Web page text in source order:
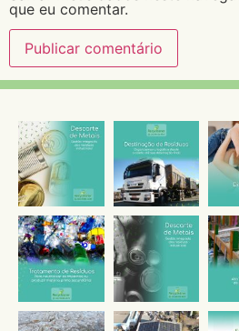
que eu comentar.